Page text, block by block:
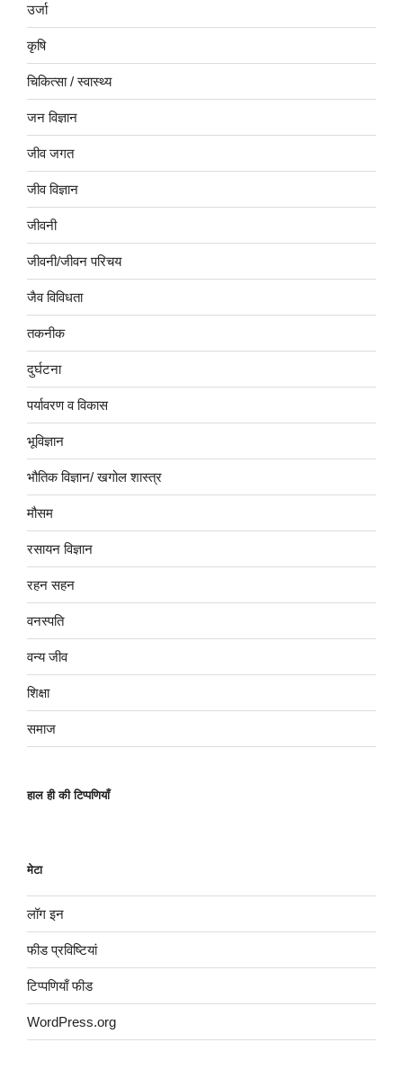
उर्जा
कृषि
चिकित्सा / स्वास्थ्य
जन विज्ञान
जीव जगत
जीव विज्ञान
जीवनी
जीवनी/जीवन परिचय
जैव विविधता
तकनीक
दुर्घटना
पर्यावरण व विकास
भूविज्ञान
भौतिक विज्ञान/ खगोल शास्त्र
मौसम
रसायन विज्ञान
रहन सहन
वनस्पति
वन्य जीव
शिक्षा
समाज
हाल ही की टिप्पणियाँ
मेटा
लॉग इन
फीड प्रविष्टियां
टिप्पणियाँ फीड
WordPress.org